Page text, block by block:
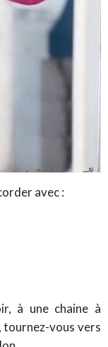
avec :
à une chaine à
tournez-vous vers